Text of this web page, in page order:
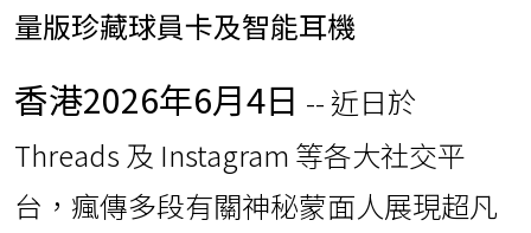
量版珍藏球員卡及智能耳機
香港2026年6月4日 -- 近日於
Threads 及 Instagram 等各大社交平
台，瘋傳多段有關神秘蒙面人展現超凡